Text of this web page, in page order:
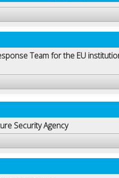
Team for the EU
Security Agency